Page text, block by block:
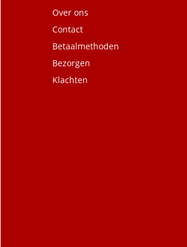
Over ons
Contact
Betaalmethoden
Bezorgen
Klachten